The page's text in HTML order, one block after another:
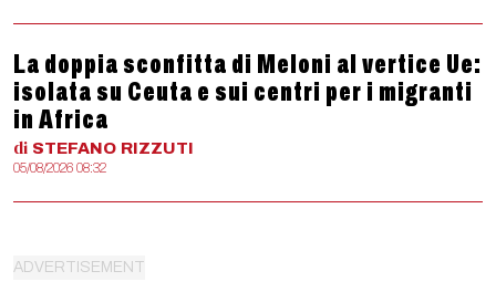
La doppia sconfitta di Meloni al vertice Ue:
isolata su Ceuta e sui centri per i migranti
in Africa
di STEFANO RIZZUTI
05/08/2026 08:32